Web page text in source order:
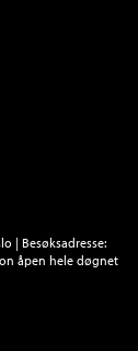
| Besøksadresse:
åpen hele døgnet